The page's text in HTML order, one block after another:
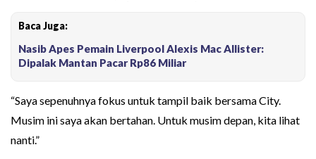
Baca Juga:
Nasib Apes Pemain Liverpool Alexis Mac Allister:
Dipalak Mantan Pacar Rp86 Miliar
“Saya sepenuhnya fokus untuk tampil baik bersama City.
Musim ini saya akan bertahan. Untuk musim depan, kita lihat
nanti.”